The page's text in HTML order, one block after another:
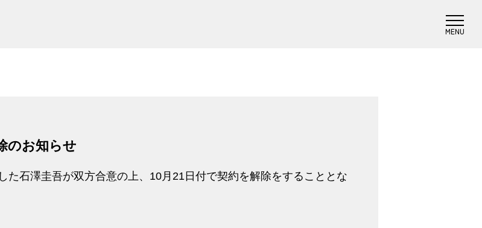
のお知らせ
た石澤圭吾が双方合意の上、10月21日付で契約を解除をすることとな